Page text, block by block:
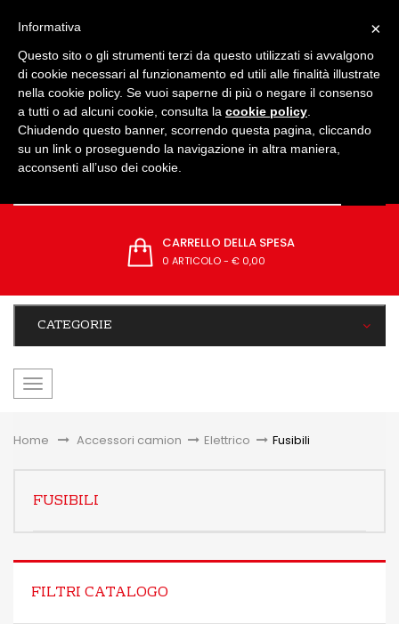
CARRELLO DELLA SPESA
0 ARTICOLO- € 0,00
CATEGORIE
navigazione
Home &gt;Accessori camion > Elettrico > Fusibili
FUSIBILI
FILTRI CATALOGO
×
Informativa
Questo sito o gli strumenti terzi da questo utilizzati si avvalgono
di cookie necessari al funzionamento ed utili alle finalità illustrate
nella cookie policy. Se vuoi saperne di più o negare il consenso
a tutti o ad alcuni cookie, consulta la cookie policy
Chiudendo questo banner, scorrendo questa pagina, cliccando
su un link o proseguendo la navigazione in altra maniera,
acconsenti all’uso dei cookie.